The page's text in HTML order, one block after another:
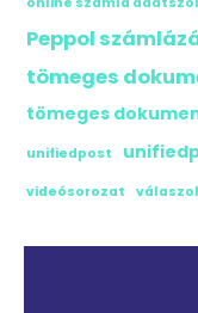
Peppol
tömeges
tömeges
unifiedpost
videósorozat